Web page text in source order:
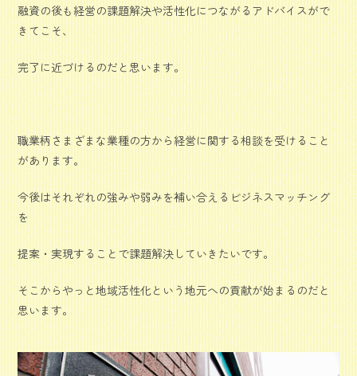
融資の後も経営の課題解決や活性化につながるアドバイスがで
きてこそ、
完了に近づけるのだと思います。
職業柄さまざまな業種の方から経営に関する相談を受けること
があります。
今後はそれぞれの強みや弱みを補い合えるビジネスマッチング
を
提案・実現することで課題解決していきたいです。
そこからやっと地域活性化という地元への貢献が始まるのだと
思います。